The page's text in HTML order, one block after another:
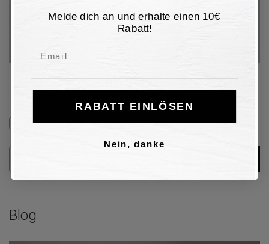
Erhalte10€ Rabattauf deine erste
Bestellung🛒
Subscribed
Blog
Melde dich an und erhalte einen 10€
Rabatt!
RABATT EINLÖSEN
Nein, danke